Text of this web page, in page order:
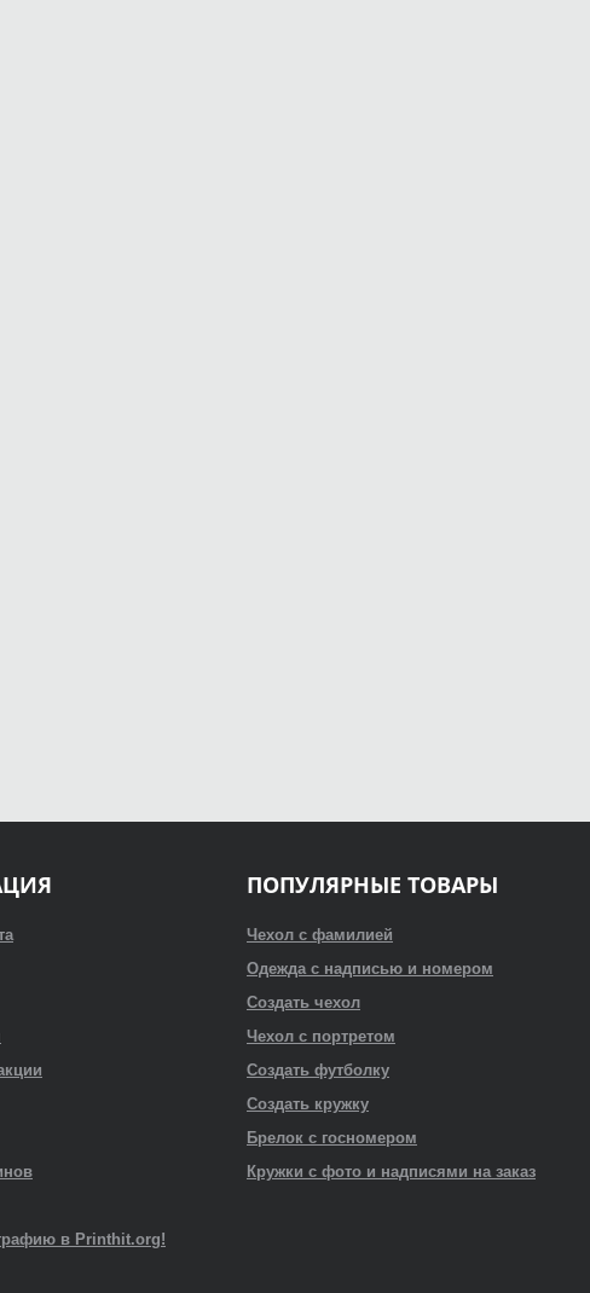
в Printhit.org!
ПОПУЛЯРНЫЕ ТОВАРЫ
Чехол с фамилией
Одежда с надписью и номером
Создать чехол
Чехол с портретом
Создать футболку
Создать кружку
Брелок с госномером
Кружки с фото и надписями на заказ